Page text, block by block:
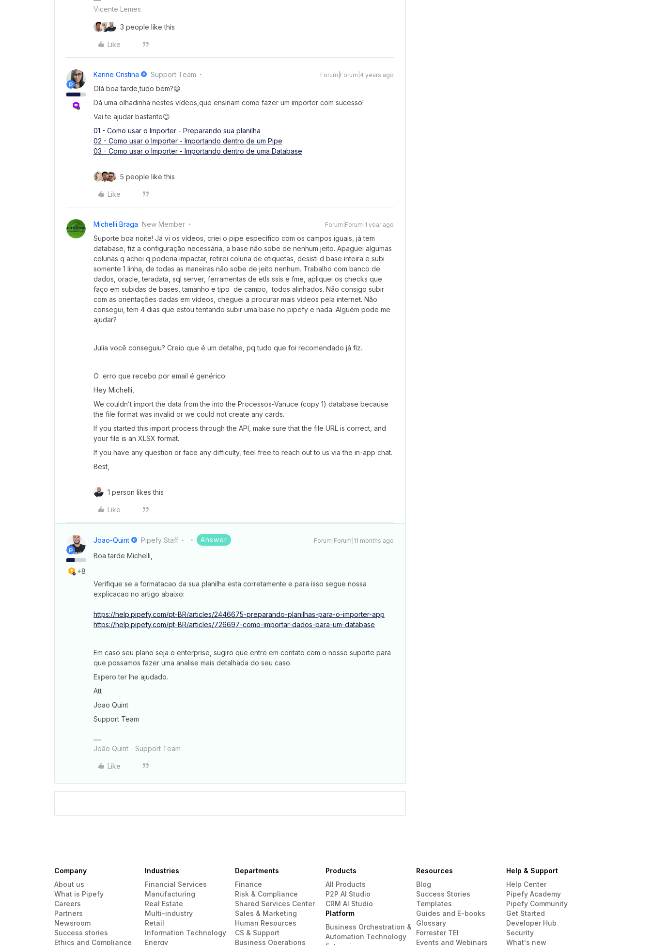
Vicente Lemes
3 people like this
Like
Karine Cristina Support Team Forum|Forum|4 years ago
Olá boa tarde,tudo bem?😀
Dá uma olhadinha nestes vídeos,que ensinam como fazer um importer com sucesso!
Vai te ajudar bastante😊
01 - Como usar o Importer - Preparando sua planilha
02 - Como usar o Importer - Importando dentro de um Pipe
03 - Como usar o Importer - Importando dentro de uma Database
5 people like this
Like
Michelli Braga New Member Forum|Forum|1 year ago
Suporte boa noite! Já vi os vídeos, criei o pipe específico com os campos iguais, já tem
database, fiz a configuração necessária, a base não sobe de nenhum jeito. Apaguei algumas
colunas q achei q poderia impactar, retirei coluna de etiquetas, desisti d base inteira e subi
somente 1 linha, de todas as maneiras não sobe de jeito nenhum. Trabalho com banco de
dados, oracle, teradata, sql server, ferramentas de etls ssis e fme, apliquei os checks que
faço em subidas de bases, tamanho e tipo de campo, todos alinhados. Não consigo subir
com as orientações dadas em vídeos, cheguei a procurar mais vídeos pela internet. Não
consegui, tem 4 dias que estou tentando subir uma base no pipefy e nada. Alguém pode me
ajudar?
Julia você conseguiu? Creio que é um detalhe, pq tudo que foi recomendado já fiz.
O erro que recebo por email é genérico:
Hey Michelli,
We couldn’t import the data from the into the Processos-Vanuce (copy 1) database because
the file format was invalid or we could not create any cards.
If you started this import process through the API, make sure that the file URL is correct, and
your file is an XLSX format.
If you have any question or face any difficulty, feel free to reach out to us via the in-app chat.
Best,
1 person likes this
Like
+8
Joao-Quint Pipefy Staff Answer Forum|Forum|11 months ago
Boa tarde Michelli,
Verifique se a formatacao da sua planilha esta corretamente e para isso segue nossa
explicacao no artigo abaixo:
https://help.pipefy.com/pt-BR/articles/2446675-preparando-planilhas-para-o-importer-app
https://help.pipefy.com/pt-BR/articles/726697-como-importar-dados-para-um-database
Em caso seu plano seja o enterprise, sugiro que entre em contato com o nosso suporte para
que possamos fazer uma analise mais detalhada do seu caso.
Espero ter lhe ajudado.
Att
Joao Quint
Support Team
João Quint - Support Team
Like
Company
About us
What is Pipefy
Careers
Partners
Newsroom
Success stories
Ethics and Compliance
Industries
Financial Services
Manufacturing
Real Estate
Multi-industry
Retail
Information Technology
Energy
Departments
Finance
Risk & Compliance
Shared Services Center
Sales & Marketing
Human Resources
CS & Support
Business Operations
Products
All Products
P2P AI Studio
CRM AI Studio
Platform
Business Orchestration &
Automation Technology
Resources
Blog
Success Stories
Templates
Guides and E-books
Glossary
Forrester TEI
Events and Webinars
Help & Support
Help Center
Pipefy Academy
Pipefy Community
Get Started
Developer Hub
Security
What's new